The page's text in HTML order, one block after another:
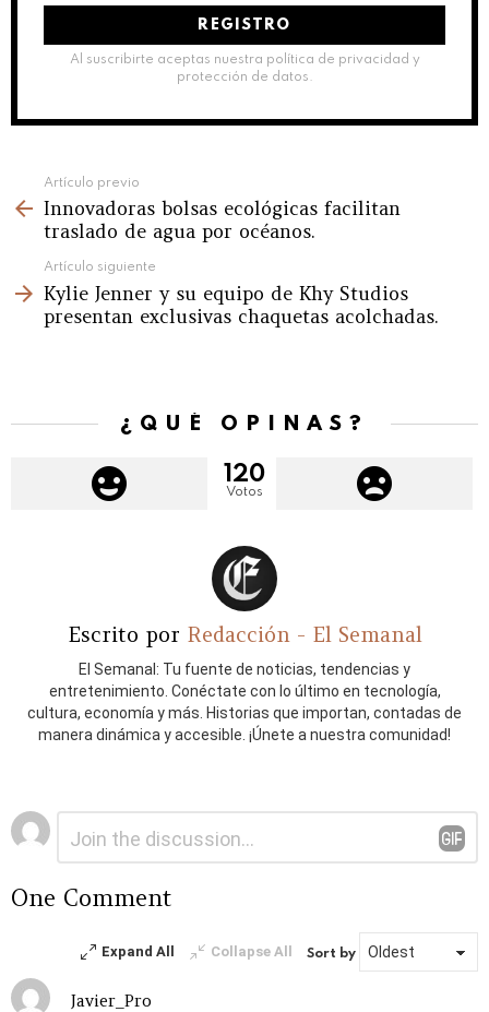
Al suscribirte aceptas nuestra política de privacidad y
protección de datos.
more
Artículo previo
Innovadoras bolsas ecológicas facilitan
traslado de agua por océanos.
Artículo siguiente
Kylie Jenner y su equipo de Khy Studios
presentan exclusivas chaquetas acolchadas.
¿QUÉ OPINAS?
120
Votos
Escrito por Redacción - El Semanal
El Semanal: Tu fuente de noticias, tendencias y
entretenimiento. Conéctate con lo último en tecnología,
cultura, economía y más. Historias que importan, contadas de
manera dinámica y accesible. ¡Únete a nuestra comunidad!
Deja
una
One Comment
Expand All Collapse All Sort by
Javier_Pro